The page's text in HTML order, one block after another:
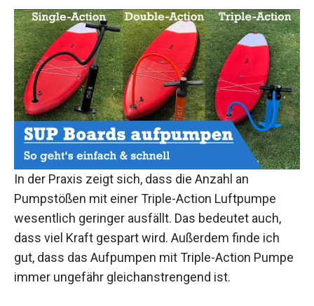
In der Praxis zeigt sich, dass die Anzahl an
Pumpstößen mit einer Triple-Action Luftpumpe
wesentlich geringer ausfällt. Das bedeutet auch,
dass viel Kraft gespart wird. Außerdem finde ich
gut, dass das Aufpumpen mit Triple-Action Pumpe
immer ungefähr gleichanstrengend ist.